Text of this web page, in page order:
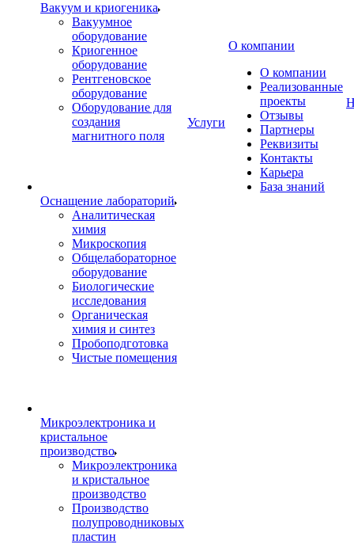
Вакуум и криогеника
Вакуумное
оборудование
Криогенное
оборудование
Рентгеновское
оборудование
Оборудование для
создания
магнитного поля
Оснащение лабораторий
Аналитическая
химия
Микроскопия
Общелабораторное
оборудование
Биологические
исследования
Органическая
химия и синтез
Пробоподготовка
Чистые помещения
Микроэлектроника и
кристальное
производство
Микроэлектроника
и кристальное
производство
Производство
полупроводниковых
пластин
Услуги
О компании
О компании
Реализованные
проекты
Отзывы
Партнеры
Реквизиты
Контакты
Карьера
База знаний